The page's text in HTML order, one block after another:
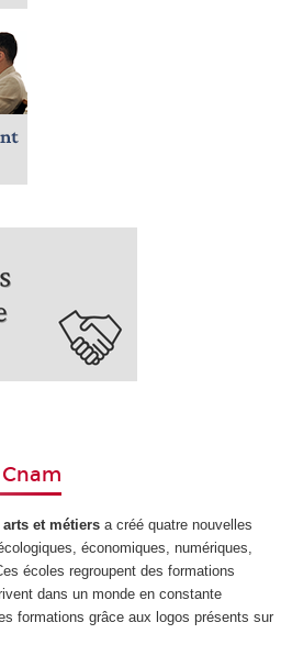
et métiersa créé quatre nouvelles
économiques, numériques,
écoles regroupent des formations
dans un monde en constante
formations grâce aux logos présents sur